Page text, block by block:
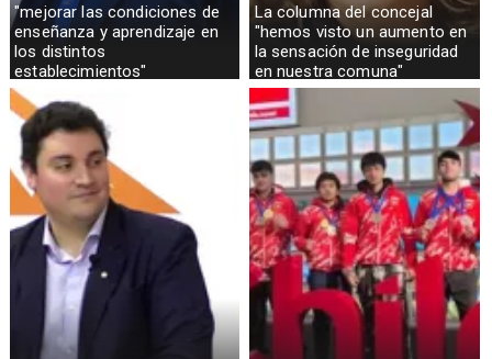
"mejorar las condiciones de
enseñanza y aprendizaje en
los distintos
establecimientos"
La columna del concejal
"hemos visto un aumento en
la sensación de inseguridad
en nuestra comuna"